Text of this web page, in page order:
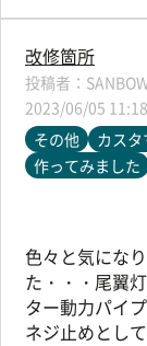
改修箇所
2023/06/05
その他 カス
作ってみました
色々と気にな
た・・・尾翼
ター動力パイ
ネジ止めとし